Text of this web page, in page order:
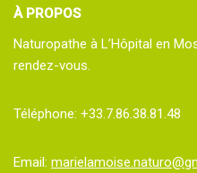
À PROPOS
Naturopathe à L’Hôpital en
rendez-vous.
Téléphone: +33.7.86.38.81.48
Email: